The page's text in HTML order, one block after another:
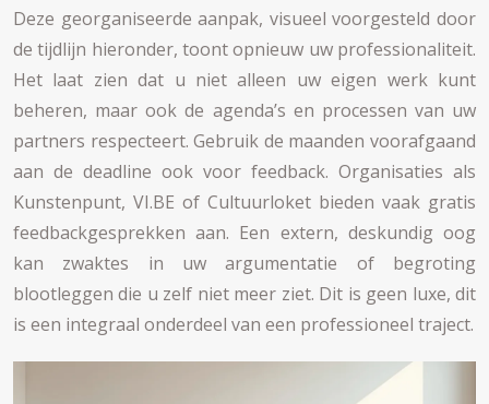
Deze georganiseerde aanpak, visueel voorgesteld door
de tijdlijn hieronder, toont opnieuw uw professionaliteit.
Het laat zien dat u niet alleen uw eigen werk kunt
beheren, maar ook de agenda’s en processen van uw
partners respecteert. Gebruik de maanden voorafgaand
aan de deadline ook voor feedback. Organisaties als
Kunstenpunt, VI.BE of Cultuurloket bieden vaak gratis
feedbackgesprekken aan. Een extern, deskundig oog
kan zwaktes in uw argumentatie of begroting
blootleggen die u zelf niet meer ziet. Dit is geen luxe, dit
is een integraal onderdeel van een professioneel traject.